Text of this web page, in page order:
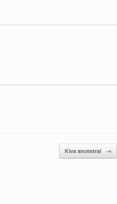
Kiva ancestral →